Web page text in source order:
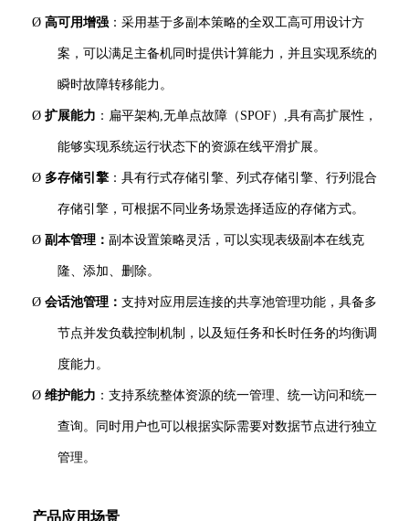
Ø 高可用增强 ：采用基于多副本策略的全双工高可用设计方
案，可以满足主备机同时提供计算能力，并且实现系统的
瞬时故障转移能力。
Ø 扩展能力 ： 扁平架构,无单点故障（SPOF）,具有高扩展性，
能够实现系统运行状态下的资源在线平滑扩展。
Ø 多存储引擎 ：具有行式存储引擎、列式存储引擎、行列混合
存储引擎，可根据不同业务场景选择适应的存储方式。
Ø 副本管理： 副本设置策略灵活，可以实现表级副本在线克
隆、添加、删除。
Ø 会话池管理： 支持对应用层连接的共享池管理功能，具备多
节点并发负载控制机制，以及短任务和长时任务的均衡调
度能力。
Ø 维护能力 ：支持系统整体资源的统一管理、统一访问和统一
查询。同时用户也可以根据实际需要对数据节点进行独立
管理。
产品应用场景